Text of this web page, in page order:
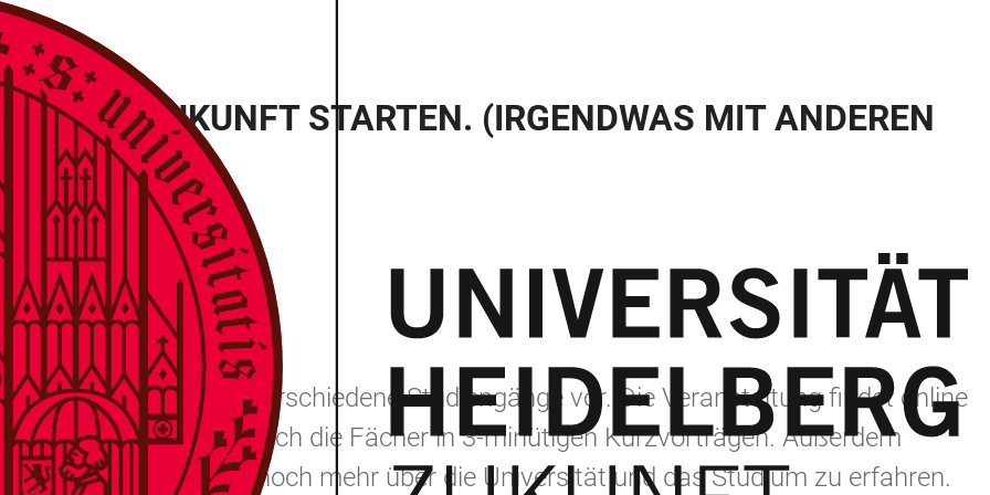
ZUKUNFT STARTEN. (IRGENDWAS MIT ANDEREN
Uhr und 18.00 Uhr verschiedene Studiengänge vor. Die Veranstaltung findet online
Stunde präsentieren sich die Fächer in 3-minütigen Kurzvorträgen. Außerdem
um noch mehr über die Universität und das Studium zu erfahren.